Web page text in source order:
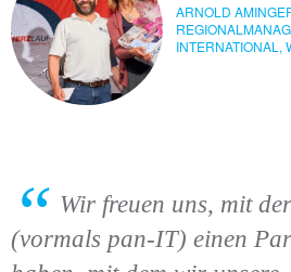
ARNOLD
INTERNATIONAL,
Wir freuen uns, mit
(vormals pan-IT) einen